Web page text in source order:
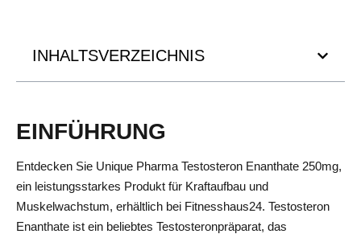
INHALTSVERZEICHNIS
EINFÜHRUNG
Entdecken Sie Unique Pharma Testosteron Enanthate 250mg,
ein leistungsstarkes Produkt für Kraftaufbau und
Muskelwachstum, erhältlich bei Fitnesshaus24. Testosteron
Enanthate ist ein beliebtes Testosteronpräparat, das